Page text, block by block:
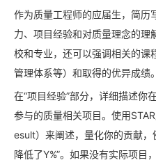
作为质量工程师的应届生，简历
力、项目经验和对质量理念的理
校和专业，还可以强调相关的课
管理体系等）和取得的优异成绩。
在“项目经验”部分，详细描述你
参与的质量相关项目。使用
esult）来阐述，量化你的贡献，
降低了Y%”。如果没有实际项目